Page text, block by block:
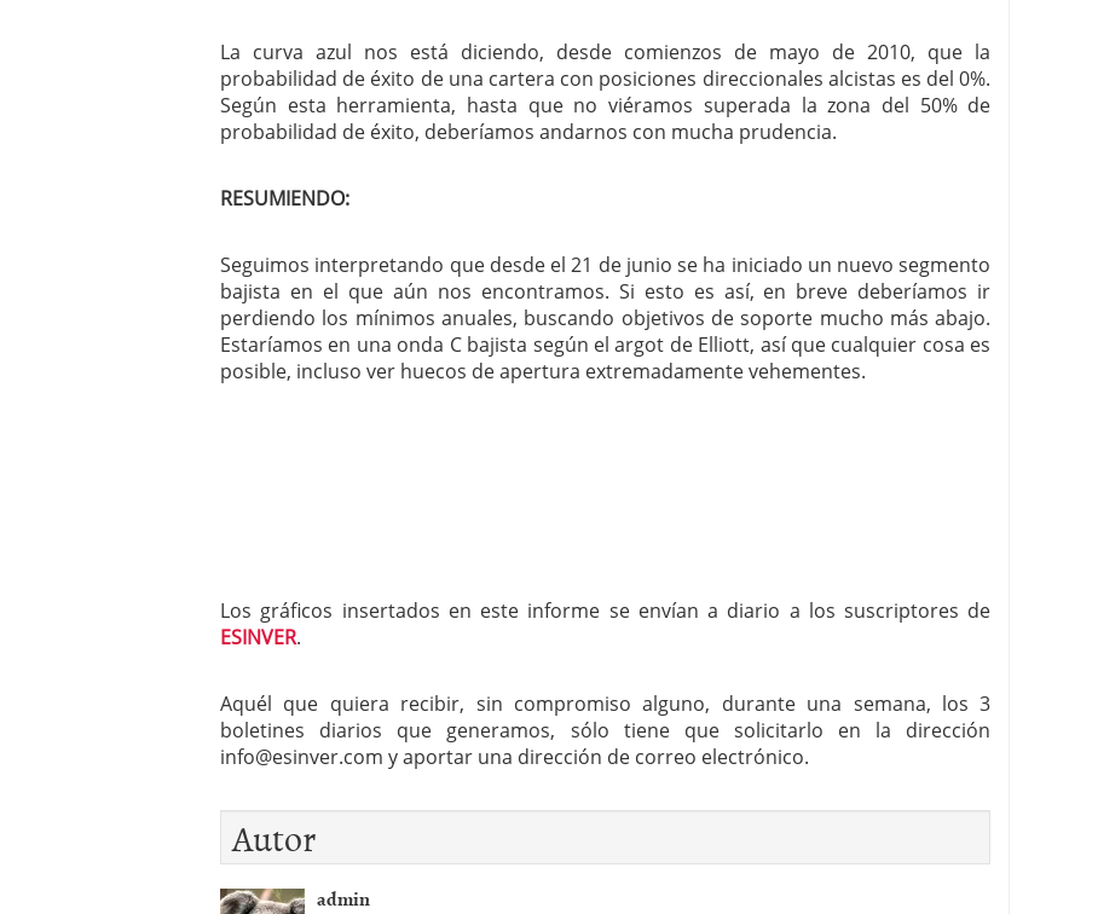
La curva azul nos está diciendo, desde comienzos de mayo de 2010, que la
probabilidad de éxito de una cartera con posiciones direccionales alcistas es del 0%.
Según esta herramienta, hasta que no viéramos superada la zona del 50% de
probabilidad de éxito, deberíamos andarnos con mucha prudencia.
RESUMIENDO:
Seguimos interpretando que desde el 21 de junio se ha iniciado un nuevo segmento
bajista en el que aún nos encontramos. Si esto es así, en breve deberíamos ir
perdiendo los mínimos anuales, buscando objetivos de soporte mucho más abajo.
Estaríamos en una onda C bajista según el argot de Elliott, así que cualquier cosa es
posible, incluso ver huecos de apertura extremadamente vehementes.
Los gráficos insertados en este informe se envían a diario a los suscriptores de
ESINVER.
Aquél que quiera recibir, sin compromiso alguno, durante una semana, los 3
boletines diarios que generamos, sólo tiene que solicitarlo en la dirección
info@esinver.com y aportar una dirección de correo electrónico.
Autor
admin